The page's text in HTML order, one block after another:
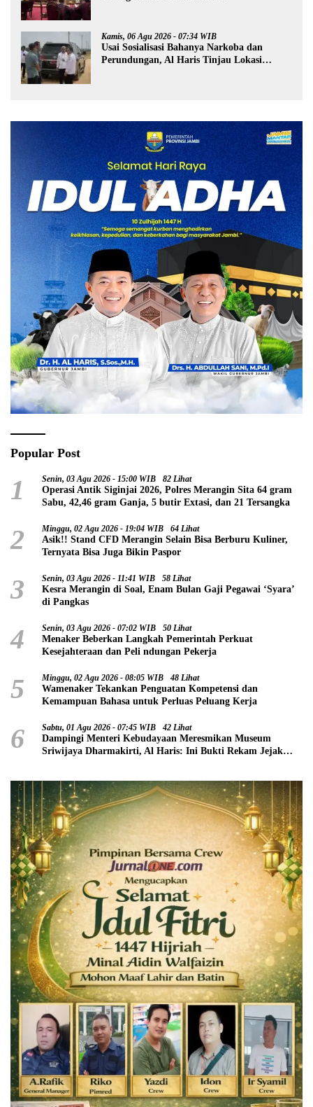
Kamis, 06 Agu 2026 - 07:34 WIB
Usai Sosialisasi Bahanya Narkoba dan
Perundungan, Al Haris Tinjau Lokasi
Popular Post
1 Senin, 03 Agu 2026 - 15:00 WIB 82 Lihat
Operasi Antik Siginjai 2026, Polres Merangin Sita 64 gram
Sabu, 42,46 gram Ganja, 5 butir Extasi, dan 21 Tersangka
2 Minggu, 02 Agu 2026 - 19:04 WIB 64 Lihat
Asik!! Stand CFD Merangin Selain Bisa Berburu Kuliner,
Ternyata Bisa Juga Bikin Paspor
3 Senin, 03 Agu 2026 - 11:41 WIB 58 Lihat
Kesra Merangin di Soal, Enam Bulan Gaji Pegawai ‘Syara’
di Pangkas
4 Senin, 03 Agu 2026 - 07:02 WIB 50 Lihat
Menaker Beberkan Langkah Pemerintah Perkuat
Kesejahteraan dan Peli ndungan Pekerja
5 Minggu, 02 Agu 2026 - 08:05 WIB 48 Lihat
Wamenaker Tekankan Penguatan Kompetensi dan
Kemampuan Bahasa untuk Perluas Peluang Kerja
6 Sabtu, 01 Agu 2026 - 07:45 WIB 42 Lihat
Dampingi Menteri Kebudayaan Meresmikan Museum
Sriwijaya Dharmakirti, Al Haris: Ini Bukti Rekam Jejak